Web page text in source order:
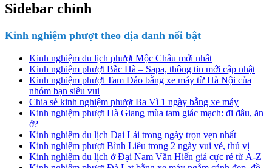
Sidebar chính
Kinh nghiệm phượt theo địa danh nổi bật
Kinh nghiệm du lịch phượt Mộc Châu mới nhất
Kinh nghiệm phượt Bắc Hà – Sapa, thông tin mới cập nhật
Kinh nghiệm phượt Tam Đảo bằng xe máy từ Hà Nội của
nhóm bạn siêu vui
Chia sẻ kinh nghiệm phượt Ba Vì 1 ngày bằng xe máy
Kinh nghiệm phượt Hà Giang mùa tam giác mạch: đi đâu, ăn
ở?
Kinh nghiệm du lịch Đại Lải trong ngày trọn vẹn nhất
Kinh nghiệm phượt Bình Liêu trong 2 ngày vui vẻ, thú vị
Kinh nghiệm du lịch ở Đại Nam Văn Hiến giá cực rẻ từ A-Z